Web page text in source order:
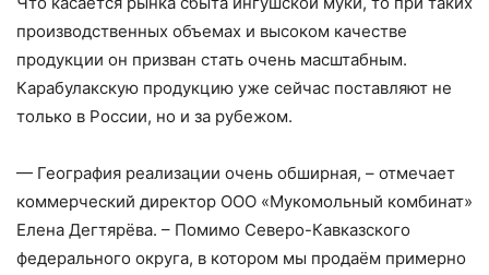
производственных объе­мах и высоком качестве
продукции он призван стать очень масштабным.
Карабулакскую продукцию уже сейчас поставляют не
только в России, но и за рубежом.
— География реализации очень обширная, – ​отмечает
коммерческий директор ООО «Мукомольный комбинат»
Елена Дегтярёва. – ​Помимо Северо-­Кавказского
федерального округа, в котором мы продаём примерно